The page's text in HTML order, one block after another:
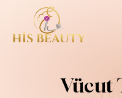
Vücut